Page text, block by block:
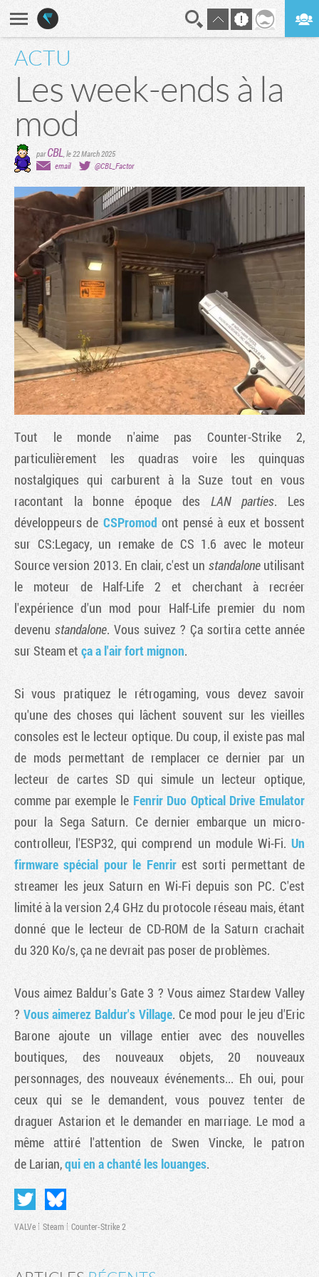
ACTU
Les week-ends à la
mod
parCBL le 22 March 2025
email
@CBL_Factor
Tout le monde n'aime pas Counter-Strike 2,
particulièrement les quadras voire les quinquas
nostalgiques qui carburent à la Suze tout en vous
racontant la bonne époque des LAN parties. Les
développeurs de CSPromod ont pensé à eux et bossent
sur CS:Legacy, un remake de CS 1.6 avec le moteur
Source version 2013. En clair, c'est un standaloneutilisant
le moteur de Half-Life 2 et cherchant à recréer
l'expérience d'un mod pour Half-Life premier du nom
devenu standalone. Vous suivez ? Ça sortira cette année
sur Steam et ça a l'air fort mignon.
Si vous pratiquez le rétrogaming, vous devez savoir
qu'une des choses qui lâchent souvent sur les vieilles
consoles est le lecteur optique. Du coup, il existe pas mal
de mods permettant de remplacer ce dernier par un
lecteur de cartes SD qui simule un lecteur optique,
comme par exemple le Fenrir Duo Optical Drive Emulator
pour la Sega Saturn. Ce dernier embarque un micro-
controlleur, l'ESP32, qui comprend un module Wi-Fi. Un
firmware spécial pour le Fenrirest sorti permettant de
streamer les jeux Saturn en Wi-Fi depuis son PC. C'est
limité à la version 2,4 GHz du protocole réseau mais, étant
donné que le lecteur de CD-ROM de la Saturn crachait
du 320 Ko/s, ça ne devrait pas poser de problèmes.
Vous aimez Baldur's Gate 3 ? Vous aimez Stardew Valley
? Vous aimerez Baldur's Village. Ce mod pour le jeu d'Eric
Barone ajoute un village entier avec des nouvelles
boutiques, des nouveaux objets, 20 nouveaux
personnages, des nouveaux événements... Eh oui, pour
ceux qui se le demandent, vous pouvez tenter de
draguer Astarion et le demander en marriage. Le mod a
même attiré l'attention de Swen Vincke, le patron
de Larian,qui en a chanté les louanges.
VALVe Steam Counter-Strike 2
Tribune